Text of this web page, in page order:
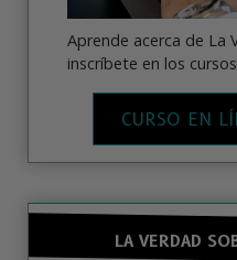
Aprende acerca de La
inscríbete en los
CURSO EN
LA VERDAD